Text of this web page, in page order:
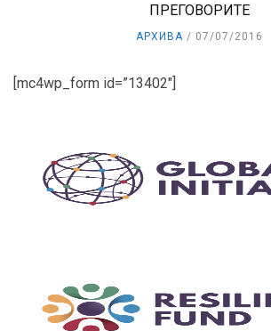
ПРЕГОВОРИТЕ
АРХИВА 07/07/2016
[mc4wp_form id=”13402″]